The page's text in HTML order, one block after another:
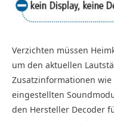
Verzichten müssen
um den aktuellen
Zusatzinformationen
eingestellten
den Hersteller Decoder